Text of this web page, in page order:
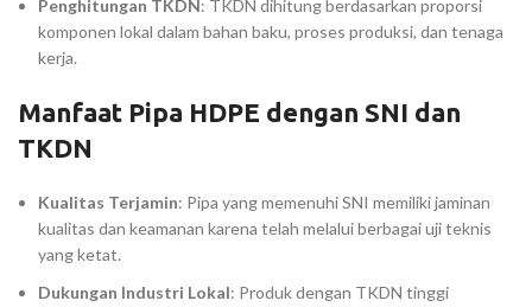
Penghitungan TKDN: TKDN dihitung berdasarkan proporsi
komponen lokal dalam bahan baku, proses produksi, dan tenaga
kerja.
Manfaat Pipa HDPE dengan SNI dan
TKDN
Kualitas Terjamin: Pipa yang memenuhi SNI memiliki jaminan
kualitas dan keamanan karena telah melalui berbagai uji teknis
yang ketat.
Dukungan Industri Lokal: Produk dengan TKDN tinggi